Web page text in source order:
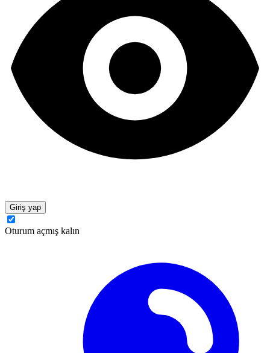
Giriş yap
Oturum açmış kalın